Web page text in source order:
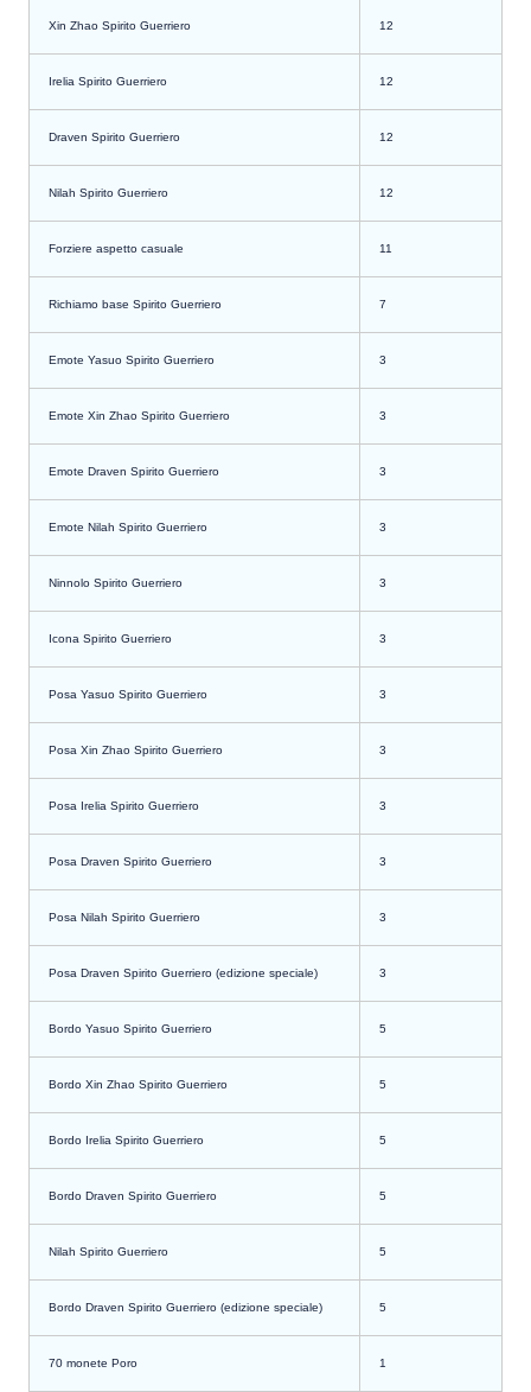
Xin Zhao Spirito Guerriero 12
Irelia Spirito Guerriero 12
Draven Spirito Guerriero 12
Nilah Spirito Guerriero 12
Forziere aspetto casuale 11
Richiamo base Spirito Guerriero 7
Emote Yasuo Spirito Guerriero 3
Emote Xin Zhao Spirito Guerriero 3
Emote Draven Spirito Guerriero 3
Emote Nilah Spirito Guerriero 3
Ninnolo Spirito Guerriero 3
Icona Spirito Guerriero 3
Posa Yasuo Spirito Guerriero 3
Posa Xin Zhao Spirito Guerriero 3
Posa Irelia Spirito Guerriero 3
Posa Draven Spirito Guerriero 3
Posa Nilah Spirito Guerriero 3
Posa Draven Spirito Guerriero (edizione speciale) 3
Bordo Yasuo Spirito Guerriero 5
Bordo Xin Zhao Spirito Guerriero 5
Bordo Irelia Spirito Guerriero 5
Bordo Draven Spirito Guerriero 5
Nilah Spirito Guerriero 5
Bordo Draven Spirito Guerriero (edizione speciale) 5
70 monete Poro 1